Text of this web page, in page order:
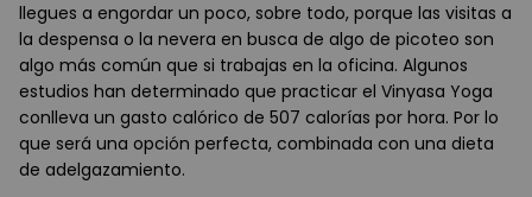
llegues a engordar un poco, sobre todo, porque las visitas a
la despensa o la nevera en busca de algo de picoteo son
algo más común que si trabajas en la oficina. Algunos
estudios han determinado que practicar el Vinyasa Yoga
conlleva un gasto calórico de 507 calorías por hora. Por lo
que será una opción perfecta, combinada con una dieta
de adelgazamiento.